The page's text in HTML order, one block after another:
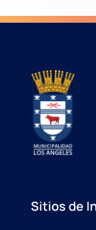
Sitios de